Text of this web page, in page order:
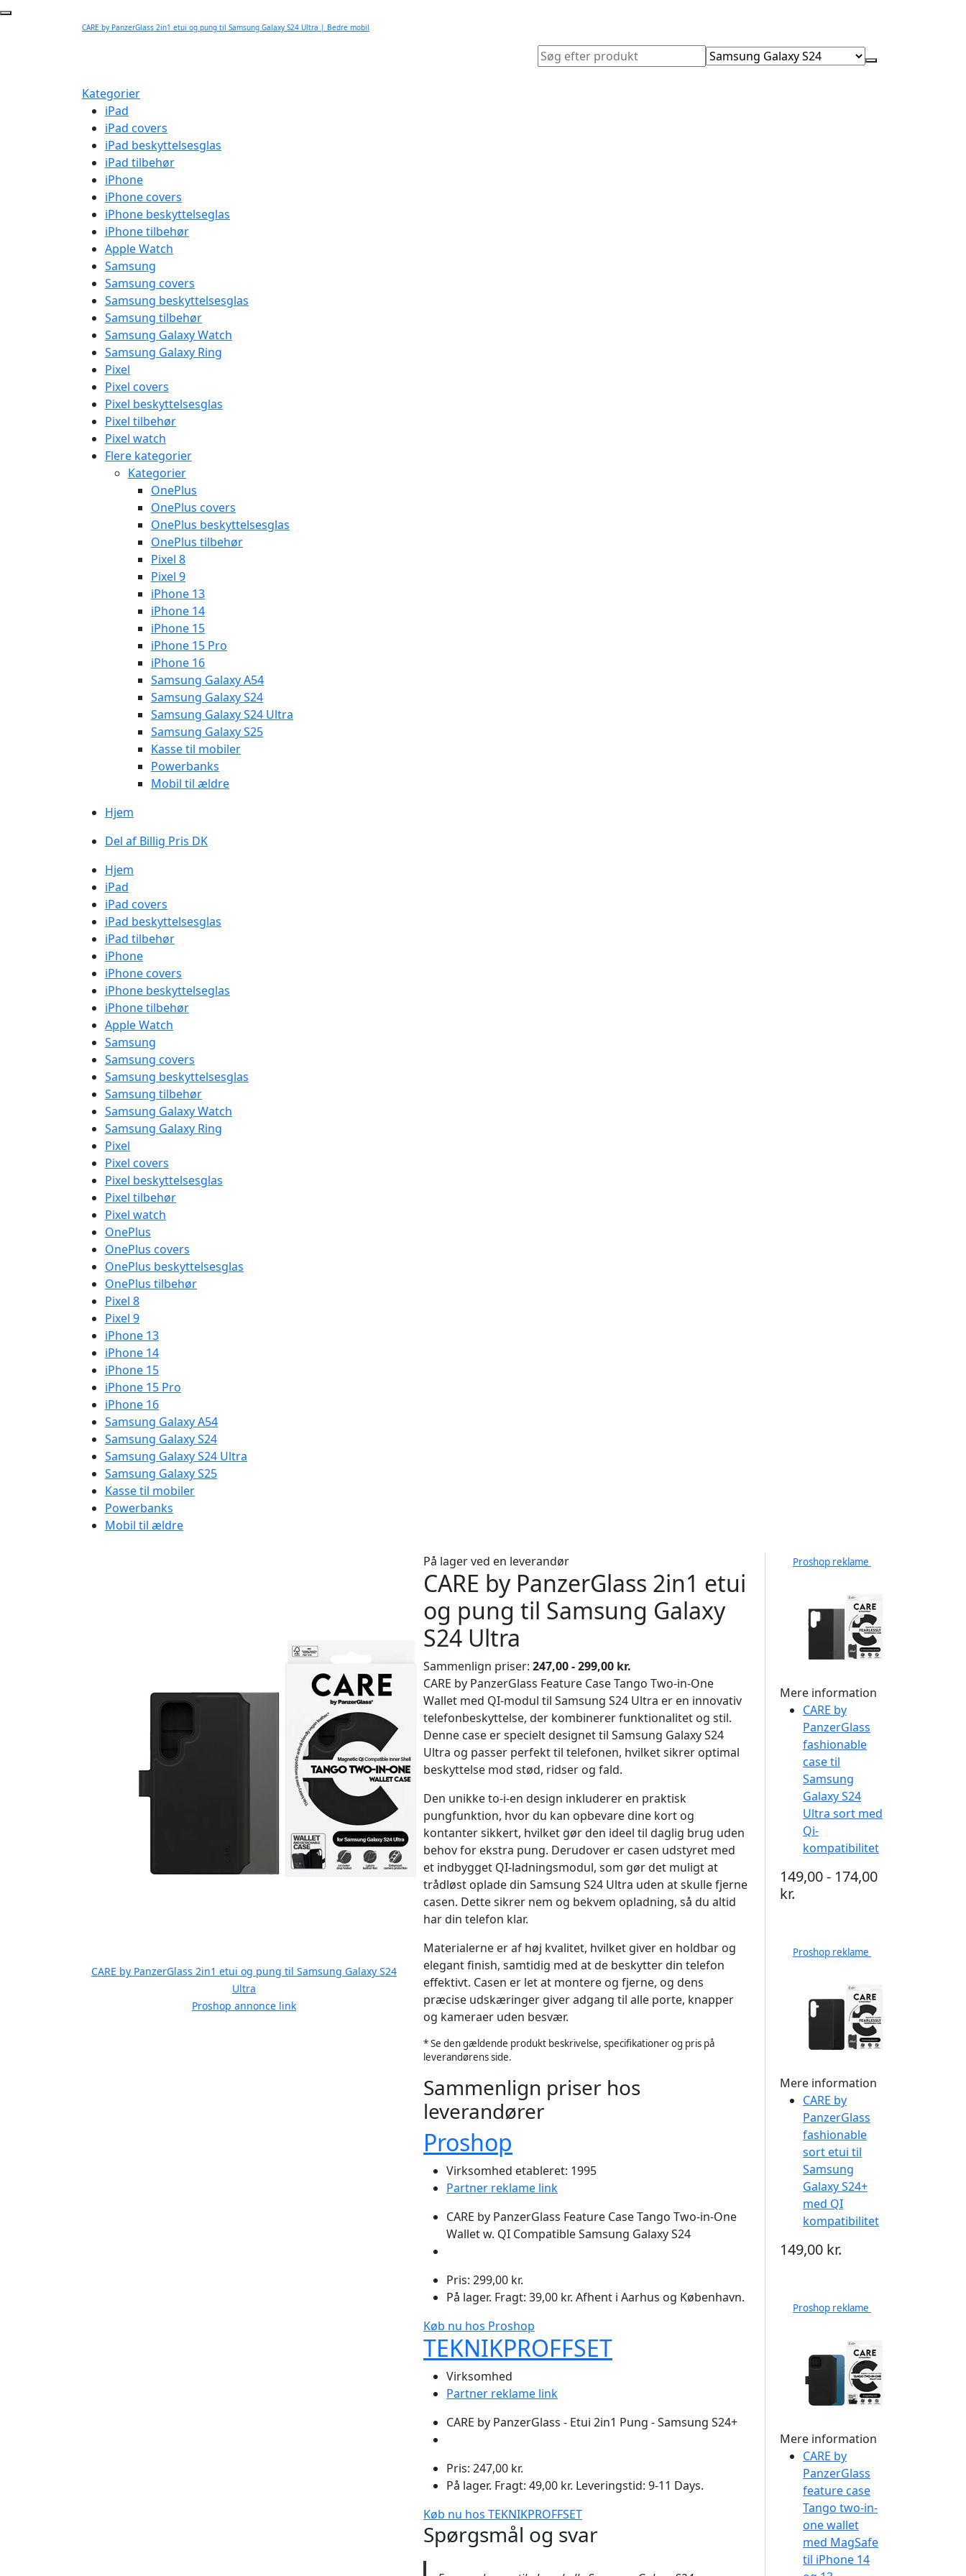
CARE by PanzerGlass 2in1 etui og pung til Samsung Galaxy S24 Ultra | Bedre mobil
Kategorier
iPad
iPad covers
iPad beskyttelsesglas
iPad tilbehør
iPhone
iPhone covers
iPhone beskyttelseglas
iPhone tilbehør
Apple Watch
Samsung
Samsung covers
Samsung beskyttelsesglas
Samsung tilbehør
Samsung Galaxy Watch
Samsung Galaxy Ring
Pixel
Pixel covers
Pixel beskyttelsesglas
Pixel tilbehør
Pixel watch
Flere kategorier
Kategorier
OnePlus
OnePlus covers
OnePlus beskyttelsesglas
OnePlus tilbehør
Pixel 8
Pixel 9
iPhone 13
iPhone 14
iPhone 15
iPhone 15 Pro
iPhone 16
Samsung Galaxy A54
Samsung Galaxy S24
Samsung Galaxy S24 Ultra
Samsung Galaxy S25
Kasse til mobiler
Powerbanks
Mobil til ældre
Hjem
Del af Billig Pris DK
Hjem
iPad
iPad covers
iPad beskyttelsesglas
iPad tilbehør
iPhone
iPhone covers
iPhone beskyttelseglas
iPhone tilbehør
Apple Watch
Samsung
Samsung covers
Samsung beskyttelsesglas
Samsung tilbehør
Samsung Galaxy Watch
Samsung Galaxy Ring
Pixel
Pixel covers
Pixel beskyttelsesglas
Pixel tilbehør
Pixel watch
OnePlus
OnePlus covers
OnePlus beskyttelsesglas
OnePlus tilbehør
Pixel 8
Pixel 9
iPhone 13
iPhone 14
iPhone 15
iPhone 15 Pro
iPhone 16
Samsung Galaxy A54
Samsung Galaxy S24
Samsung Galaxy S24 Ultra
Samsung Galaxy S25
Kasse til mobiler
Powerbanks
Mobil til ældre
CARE by PanzerGlass 2in1 etui og pung til Samsung Galaxy S24
Ultra
Proshop annonce link
På lager ved en leverandør
CARE by PanzerGlass 2in1 etui
og pung til Samsung Galaxy
S24 Ultra
Sammenlign priser: 247,00 - 299,00 kr.
CARE by PanzerGlass Feature Case Tango Two-in-One
Wallet med QI-modul til Samsung S24 Ultra er en innovativ
telefonbeskyttelse, der kombinerer funktionalitet og stil.
Denne case er specielt designet til Samsung Galaxy S24
Ultra og passer perfekt til telefonen, hvilket sikrer optimal
beskyttelse mod stød, ridser og fald.
Den unikke to-i-en design inkluderer en praktisk
pungfunktion, hvor du kan opbevare dine kort og
kontanter sikkert, hvilket gør den ideel til daglig brug uden
behov for ekstra pung. Derudover er casen udstyret med
et indbygget QI-ladningsmodul, som gør det muligt at
trådløst oplade din Samsung S24 Ultra uden at skulle fjerne
casen. Dette sikrer nem og bekvem opladning, så du altid
har din telefon klar.
Materialerne er af høj kvalitet, hvilket giver en holdbar og
elegant finish, samtidig med at de beskytter din telefon
effektivt. Casen er let at montere og fjerne, og dens
præcise udskæringer giver adgang til alle porte, knapper
og kameraer uden besvær.
* Se den gældende produkt beskrivelse, specifikationer og pris på
leverandørens side.
Sammenlign priser hos
leverandører
Proshop
Virksomhed etableret: 1995
Partner reklame link
CARE by PanzerGlass Feature Case Tango Two-in-One
Wallet w. QI Compatible Samsung Galaxy S24
Pris: 299,00 kr.
På lager. Fragt: 39,00 kr. Afhent i Aarhus og København.
Køb nu hos Proshop
TEKNIKPROFFSET
Virksomhed
Partner reklame link
CARE by PanzerGlass - Etui 2in1 Pung - Samsung S24+
Pris: 247,00 kr.
På lager. Fragt: 49,00 kr. Leveringstid: 9-11 Days.
Køb nu hos TEKNIKPROFFSET
Spørgsmål og svar
Proshop reklame
Mere information
CARE by
PanzerGlass
fashionable
case til
Samsung
Galaxy S24
Ultra sort med
Qi-
kompatibilitet
149,00 - 174,00
kr.
Proshop reklame
Mere information
CARE by
PanzerGlass
fashionable
sort etui til
Samsung
Galaxy S24+
med QI
kompatibilitet
149,00 kr.
Proshop reklame
Mere information
CARE by
PanzerGlass
feature case
Tango two-in-
one wallet
med MagSafe
til iPhone 14